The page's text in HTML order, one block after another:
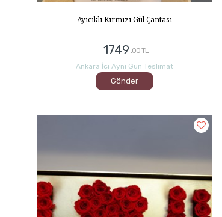
Ayıcıklı Kırmızı Gül Çantası
1749 ,00 TL
Ankara İçi Aynı Gün Teslimat
Gönder